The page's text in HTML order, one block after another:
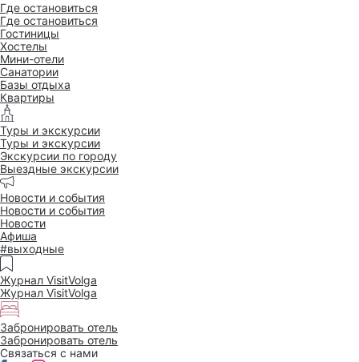
Где остановиться
Где остановиться
Гостиницы
Хостелы
Мини-отели
Санатории
Базы отдыха
Квартиры
Туры и экскурсии
Туры и экскурсии
Экскурсии по городу
Выездные экскурсии
Новости и события
Новости и события
Новости
Афиша
#выходные
Журнал VisitVolga
Журнал VisitVolga
Забронировать отель
Забронировать отель
Связаться с нами